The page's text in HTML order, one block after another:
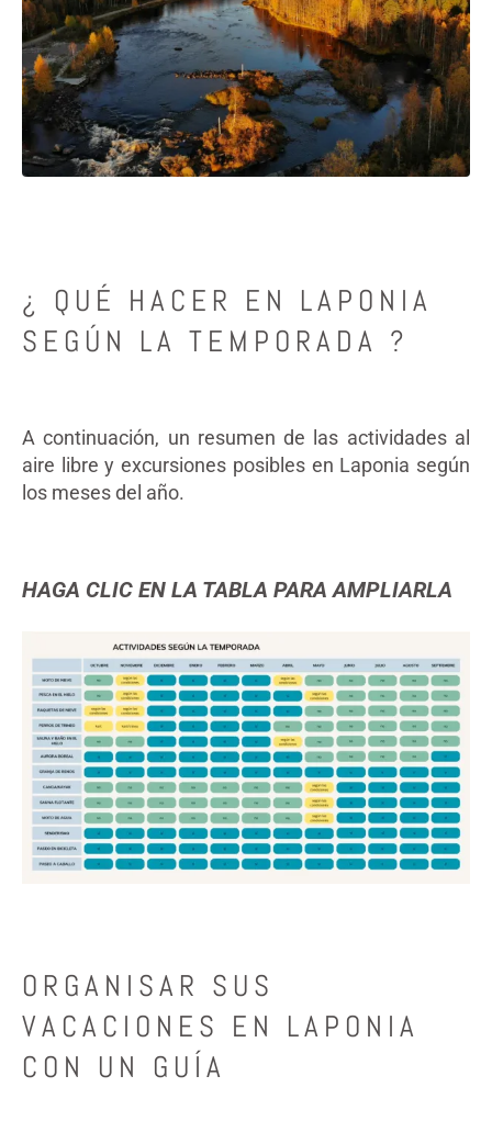
¿ QUÉ HACER EN LAPONIA
SEGÚN LA TEMPORADA ?
A continuación, un resumen de las actividades al
aire libre y excursiones posibles en Laponia según
los meses del año.
HAGA CLIC EN LA TABLA PARA AMPLIARLA
ORGANISAR SUS
VACACIONES EN LAPONIA
CON UN GUÍA